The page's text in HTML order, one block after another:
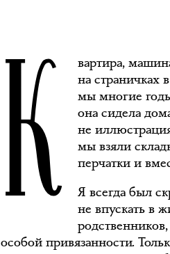
К
вартира,
на страничках
мы многие
она сидела
не
мы взяли
перчатки и
Я всегда был
не впускать в
особой привязанности.